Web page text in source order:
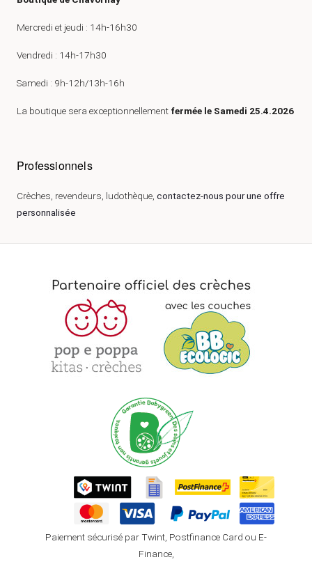
Mercredi et jeudi : 14h-16h30
Vendredi : 14h-17h30
Samedi : 9h-12h/13h-16h
La boutique sera exceptionnellement fermée le Samedi 25.4.2026
Professionnels
Crèches, revendeurs, ludothèque, contactez-nous pour une offre
personnalisée
Paiement sécurisé par Twint, Postfinance Card ou E-
Finance,